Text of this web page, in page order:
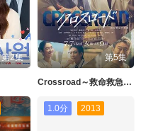
第2集 第5集
Crossroad～救命救急的约定
1.0分 2013